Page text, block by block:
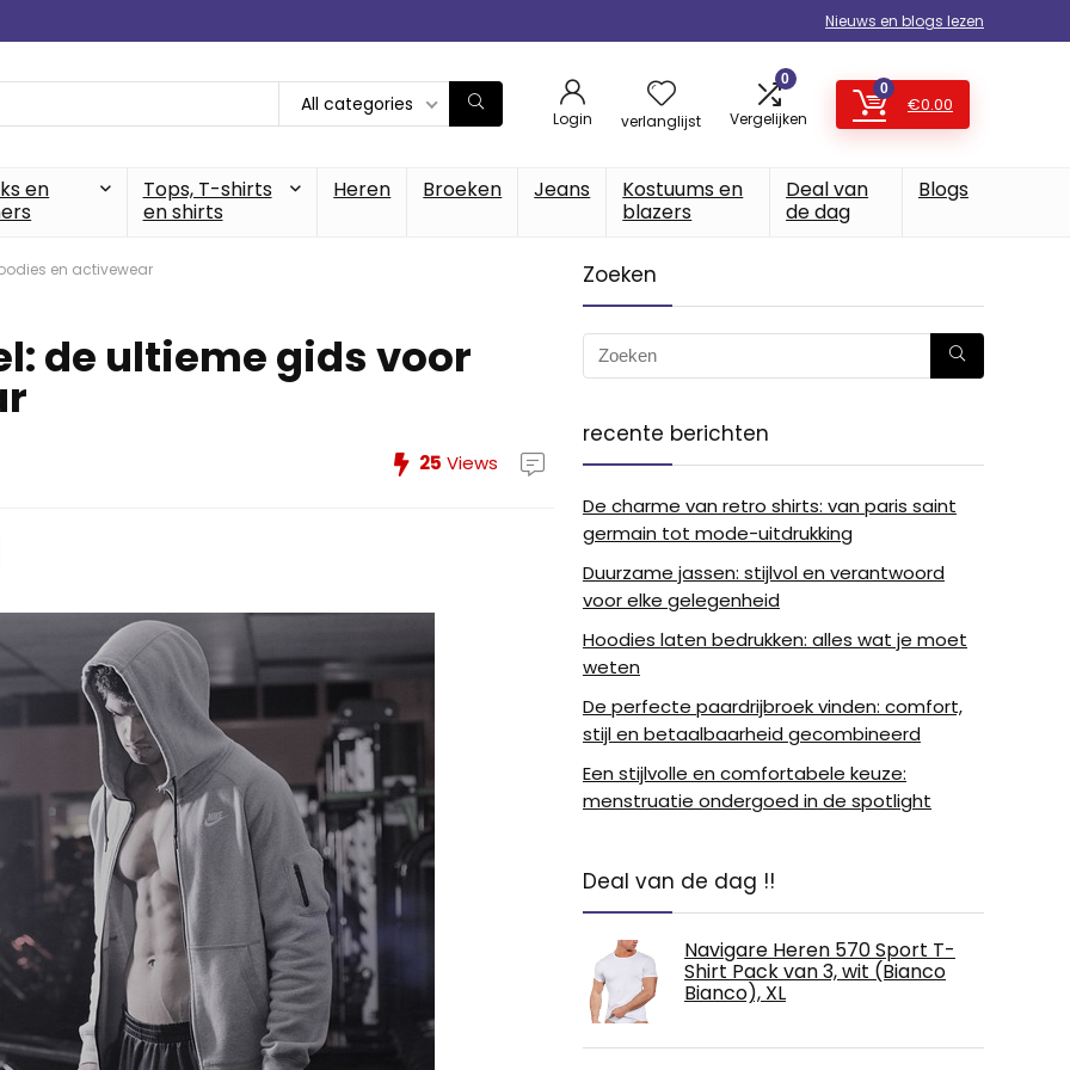
Nieuws en blogs lezen
All categories
Login verlanglijst
0
Vergelijken
0
€0.00
en
Tops, T-shirts
en shirts
Heren Broeken Jeans
Kostuums en
blazers
Deal van
de dag
Blogs
en activewear
de ultieme gids voor
25 Views
Zoeken
recente berichten
De charme van retro shirts: van paris saint
germain tot mode-uitdrukking
Duurzame jassen: stijlvol en verantwoord
voor elke gelegenheid
Hoodies laten bedrukken: alles wat je moet
weten
De perfecte paardrijbroek vinden: comfort,
stijl en betaalbaarheid gecombineerd
Een stijlvolle en comfortabele keuze:
menstruatie ondergoed in de spotlight
Deal van de dag !!
Navigare Heren 570 Sport T-
Shirt Pack van 3, wit (Bianco
Bianco), XL